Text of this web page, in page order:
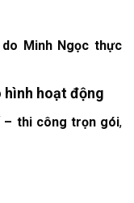
Minh Ngọc thực
hoạt động
– thi công trọn gói,